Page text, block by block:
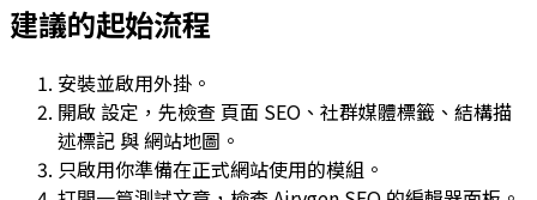
建議的起始流程
安裝並啟用外掛。
開啟 設定 ，先檢查 頁面 SEO 、 社群媒體標籤 、 結構描
述標記 與網站地圖 。
只啟用你準備在正式網站使用的模組。